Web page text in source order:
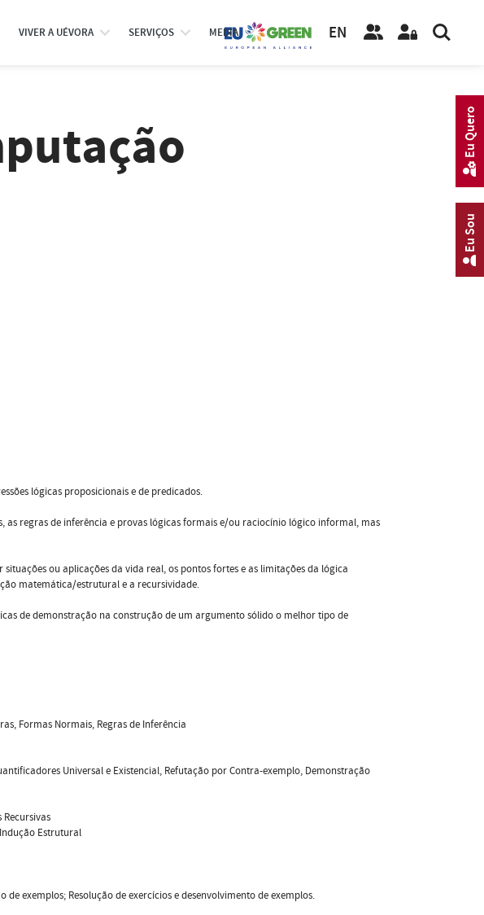
VIVER A UÉVORA SERVIÇOS MEDIA EN
lógicas proposicionais e de predicados.
regras de inferência e provas lógicas formais e/ou raciocínio lógico informal, mas
ou aplicações da vida real, os pontos fortes e as limitações da lógica
matemática/estrutural e a recursividade.
de demonstração na construção de um argumento sólido o melhor tipo de
Formas Normais, Regras de Inferência
Universal e Existencial, Refutação por Contra-exemplo, Demonstração
Recursivas
Estrutural
exemplos; Resolução de exercícios e desenvolvimento de exemplos.
Eu Sou
Eu Quero